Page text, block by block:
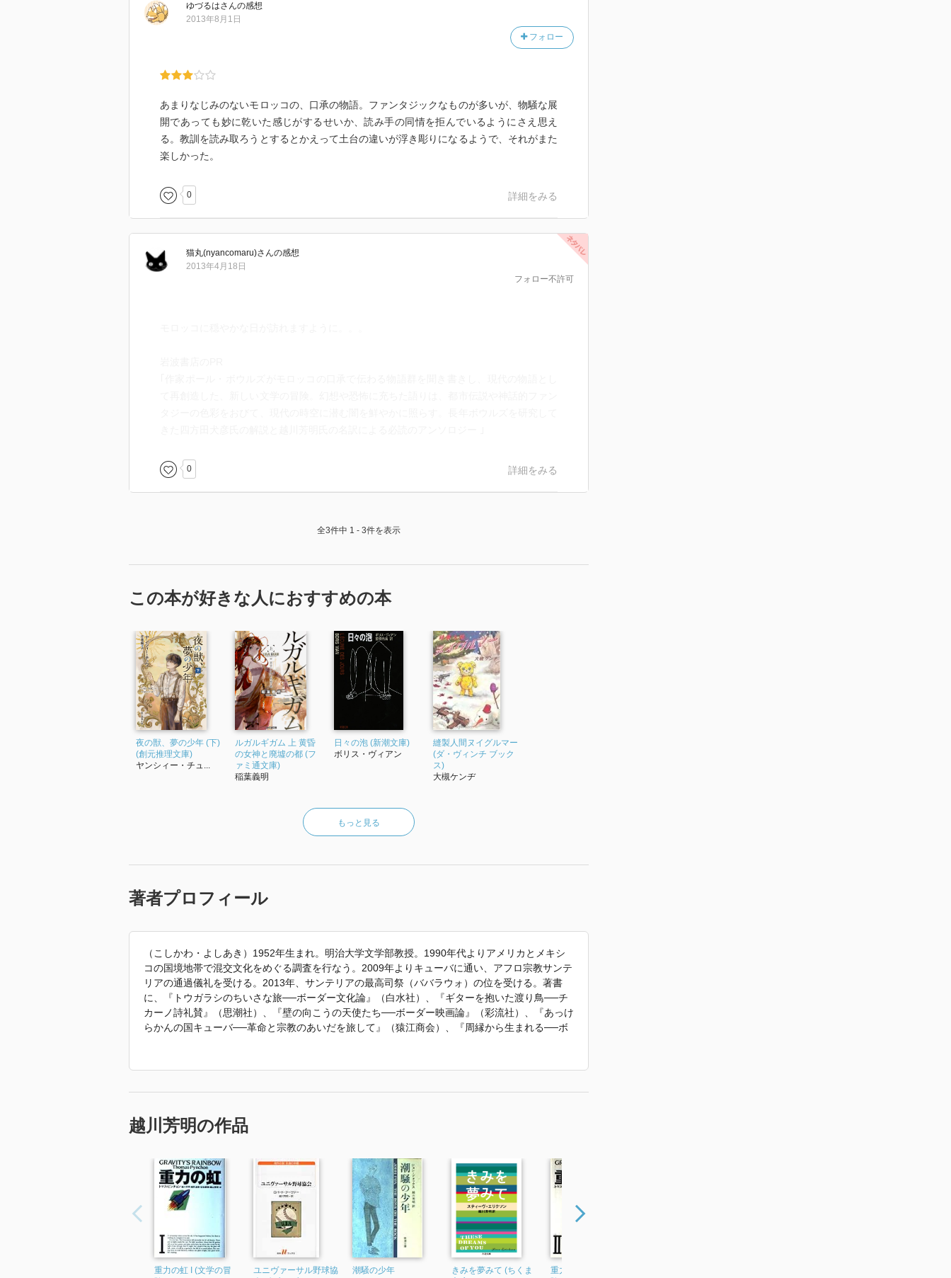
ラルビー・ライヤーシー
「異父兄弟」
「ル・フェッラーフ」
「黒い鳥」
「蟻」
「衣装箱」
による裏話の方が面白かった（！）
後でブログにもう少し細かいことを綴る予定。
https://fukagawa-natsumi.hatenablog.com/
ゆづるはさんの感想
フォロー
2013年8月1日
あまりなじみのないモロッコの、口承の物語。ファンタジックなものが多いが、物騒な展
開であっても妙に乾いた感じがするせいか、読み手の同情を拒んでいるようにさえ思え
る。教訓を読み取ろうとするとかえって土台の違いが浮き彫りになるようで、それがまた
楽しかった。
0 詳細をみる
猫丸(nyancomaru)さんの感想
フォロー不許可
2013年4月18日
0 詳細をみる
全3件中 1 - 3件を表示
この本が好きな人におすすめの本
夜の獣、夢の少年 (下)
(創元推理文庫)
ヤンシィー・チュ...
ルガルギガム 上 黄昏
の女神と廃墟の都 (フ
ァミ通文庫)
稲葉義明
日々の泡 (新潮文庫)
ボリス・ヴィアン
縫製人間ヌイグルマー
(ダ・ヴィンチ ブック
ス)
大槻ケンヂ
もっと見る
著者プロフィール
（こしかわ・よしあき）1952年生まれ。明治大学文学部教授。1990年代よりアメリカとメキシ
コの国境地帯で混交文化をめぐる調査を行なう。2009年よりキューバに通い、アフロ宗教サンテ
リアの通過儀礼を受ける。2013年、サンテリアの最高司祭（ババラウォ）の位を受ける。著書
に、『トウガラシのちいさな旅──ボーダー文化論』（白水社）、『ギターを抱いた渡り鳥──チ
カーノ詩礼賛』（思潮社）、『壁の向こうの天使たち──ボーダー映画論』（彩流社）、『あっけ
らかんの国キューバ──革命と宗教のあいだを旅して』（猿江商会）、『周縁から生まれる──ボ
「2022年 『カリブ海の黒い神々 キューバ文化論序説』 で使われていた紹介文から引用していま
越川芳明の作品
重力の虹 I (文学の冒
ユニヴァーサル野球協
潮騒の少年
きみを夢みて (ちくま
重力の虹 II (文学の冒